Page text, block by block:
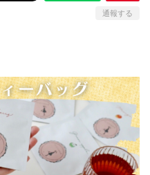
通報する